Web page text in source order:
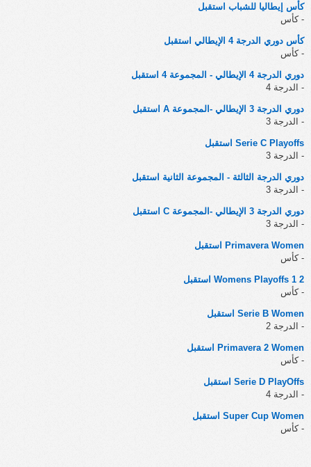
كأس إيطاليا للشباب استقبل
- كأس
كأس دوري الدرجة 4 الإيطالي استقبل
- كأس
دوري الدرجة 4 الإيطالي - المجموعة 4 استقبل
- الدرجة 4
دوري الدرجة 3 الإيطالي -المجموعة A استقبل
- الدرجة 3
Serie C Playoffs استقبل
- الدرجة 3
دوري الدرجة الثالثة - المجموعة الثانية استقبل
- الدرجة 3
دوري الدرجة 3 الإيطالي -المجموعة C استقبل
- الدرجة 3
Primavera Women استقبل
- كأس
Womens Playoffs 1 2 استقبل
- كأس
Serie B Women استقبل
- الدرجة 2
Primavera 2 Women استقبل
- كأس
Serie D PlayOffs استقبل
- الدرجة 4
Super Cup Women استقبل
- كأس